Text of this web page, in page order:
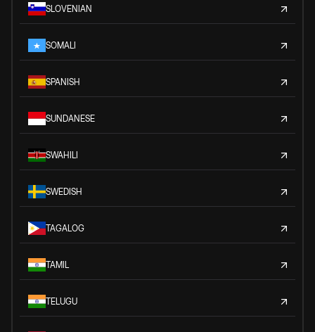
SLOVENIAN
SOMALI
SPANISH
SUNDANESE
SWAHILI
SWEDISH
TAGALOG
TAMIL
TELUGU